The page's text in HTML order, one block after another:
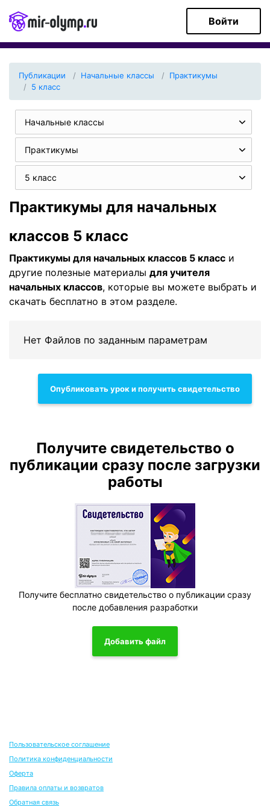
Войти
Публикации Начальные классы
Практикумы
5 класс
Начальные классы
Практикумы
5 класс
Практикумы для начальных
классов 5 класс
Практикумы для начальных классов 5 класс и
другие полезные материалы для учителя
начальных классов, которые вы можете выбрать и
скачать бесплатно в этом разделе.
Нет Файлов по заданным параметрам
Опубликовать урок и получить свидетельство
Получите свидетельство о
публикации сразу после загрузки
работы
Получите бесплатно свидетельство о публикации сразу
после добавления разработки
Добавить файл
Пользовательское соглашение
Политика конфиденциальности
Оферта
Правила оплаты и возвратов
Обратная связь